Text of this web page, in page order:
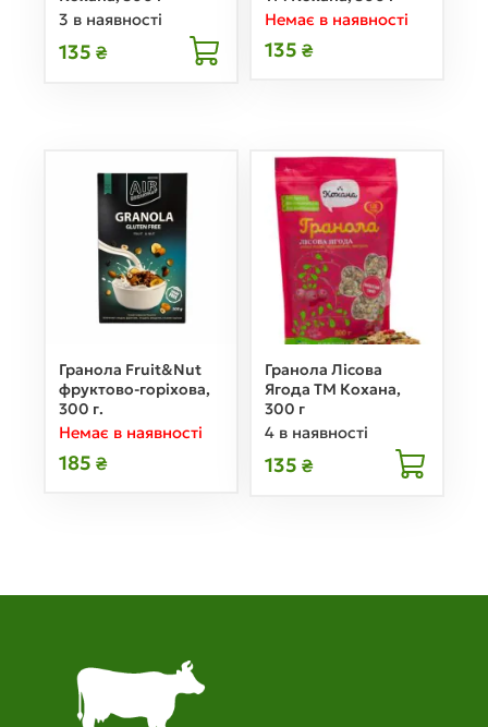
3 в наявності
135 ₴
Немає в наявності
135 ₴
Гранола Fruit&Nut
фруктово-горіхова,
300 г.
Немає в наявності
185 ₴
Гранола Лісова
Ягода ТМ Кохана,
300 г
4 в наявності
135 ₴